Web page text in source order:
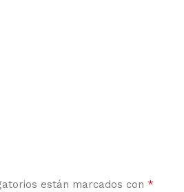
están marcados con *